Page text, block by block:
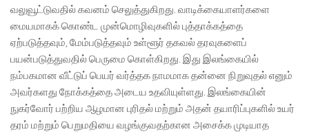
வலுவூட்டுவதில் கவனம் செலுத்துகிறது. வாடிக்கையாளர்களை
மையமாகக் கொண்ட முன்மொழிவுகளில் புத்தாக்கத்தை
ஏற்படுத்தவும், மேம்படுத்தவும் உள்ளூர் தகவல் தரவுகளைப்
பயன்படுத்துவதில் பெருமை கொள்கிறது. இது இலங்கையில்
நம்பகமான வீட்டுப் பெயர் வர்த்தக நாமமாக தன்னை நிறுவுதல் எனும்
அவர்களது நோக்கத்தை அடைய உதவியுள்ளது. இலங்கையின்
நுகர்வோர் பற்றிய ஆழமான புரிதல் மற்றும் அதன் தயாரிப்புகளில் உயர்
தரம் மற்றும் பெறுமதியை வழங்குவதற்கான அசைக்க முடியாத